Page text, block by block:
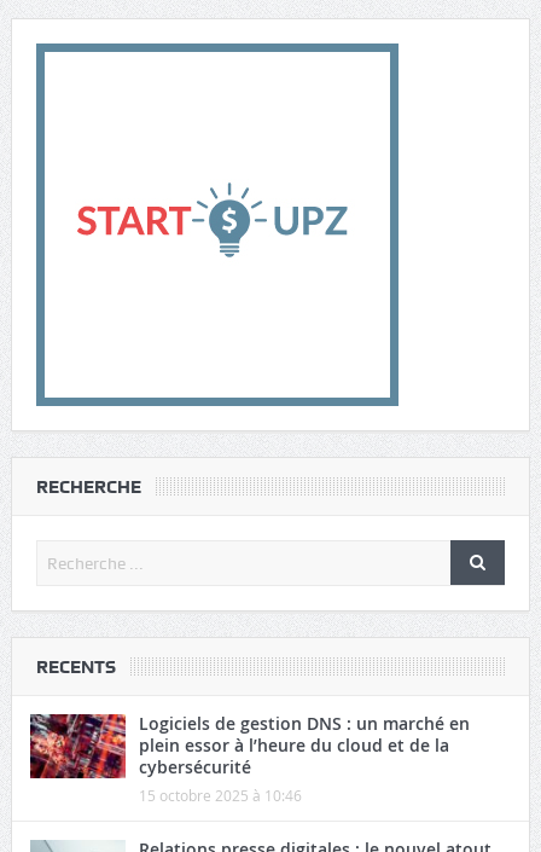
RECHERCHE
RECENTS
Logiciels de gestion DNS : un marché en
plein essor à l’heure du cloud et de la
cybersécurité
15 octobre 2025 à 10:46